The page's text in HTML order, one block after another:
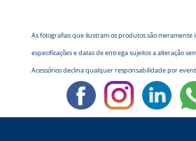
As fotografias que ilustram os produtos são meramente
especificações e datas de entrega sujeitos a alteração
Acessórios declina qualquer responsabilidade por